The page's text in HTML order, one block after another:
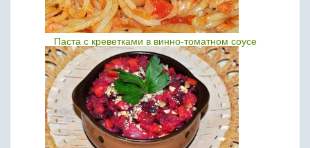
Паста с креветками в винно-томатном соусе